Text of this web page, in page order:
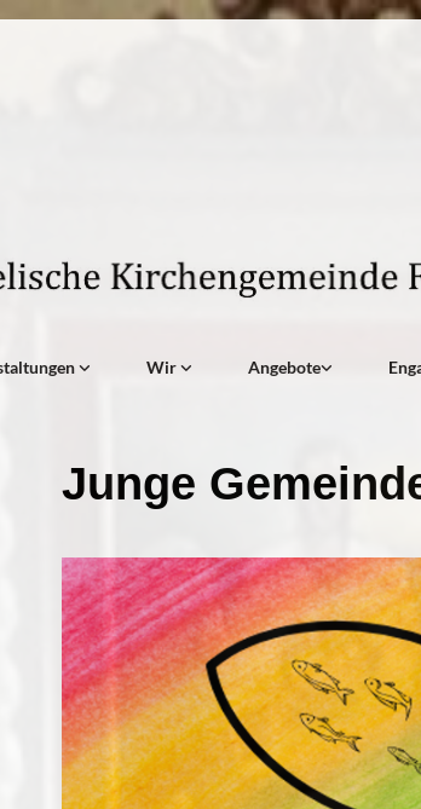
Wir Angebote
Junge